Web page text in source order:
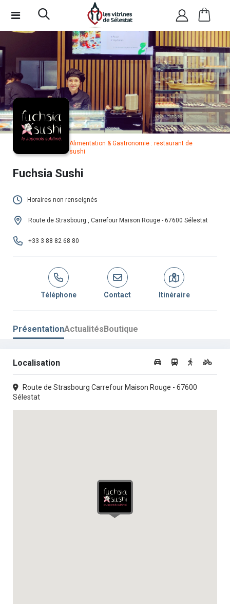
Alimentation & Gastronomie : restaurant de
sushi
Fuchsia Sushi
Horaires non renseignés
Cet établissement n'a pas encore renseigné
Route de Strasbourg , Carrefour Maison Rouge - 67600 Sélestat
+33 3 88 82 68 80
Téléphone Contact Itinéraire
PrésentationActualitésBoutique
Localisation
Route de Strasbourg Carrefour Maison Rouge - 67600
Sélestat